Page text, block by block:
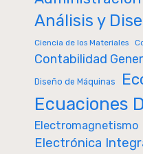
Análisis y
Ciencia de los Materiales
Contabilidad
Diseño de Máquinas
Ecuaciones
Electromagnetismo
Electrónica